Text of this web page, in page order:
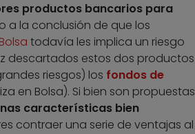
productos bancarios para
a la conclusión de que los
Bolsa todavía les implica un riesgo
descartados estos dos productos
riesgos) los fondos de
en Bolsa). Si bien son propuestas
características bien
contraer una serie de ventajas al